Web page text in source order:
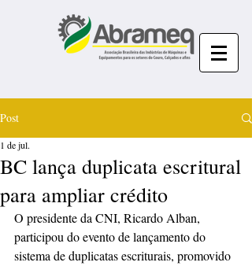
Post
BC lança duplicata escritural
para ampliar crédito
1 de jul.
O presidente da CNI, Ricardo Alban,
participou do evento de lançamento do
sistema de duplicatas escriturais, promovido